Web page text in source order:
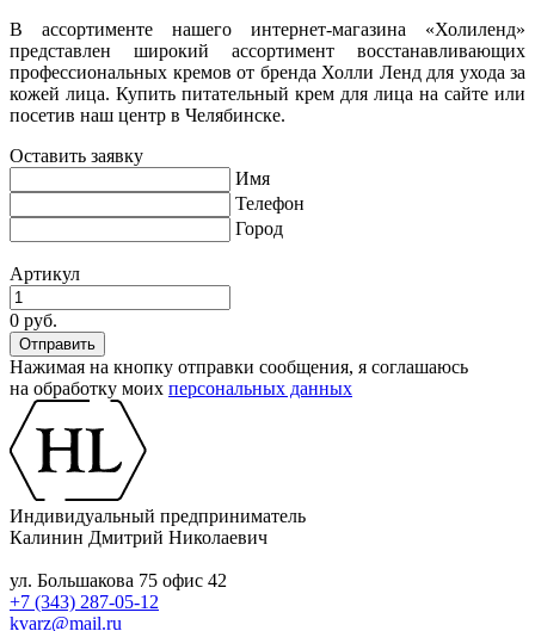
В ассортименте нашего интернет-магазина «Холиленд»
представлен широкий ассортимент восстанавливающих
профессиональных кремов от бренда Холли Ленд для ухода за
кожей лица. Купить питательный крем для лица на сайте или
посетив наш центр в Челябинске.
Оставить заявку
Имя
Телефон
Город
Артикул
0 руб.
Нажимая на кнопку отправки сообщения, я соглашаюсь
на обработку моих персональных данных
Индивидуальный предприниматель
Калинин Дмитрий Николаевич
ул. Большакова 75 офис 42
+7 (343) 287-05-12
kvarz@mail.ru